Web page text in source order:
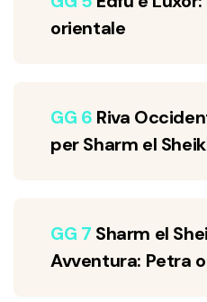
orientale
GG 6 Riva
per Sharm el
GG 7 Sharm el
Avventura: Petra